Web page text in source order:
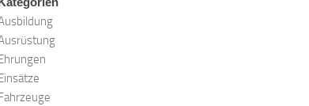
Ehrungen
Einsätze
Fahrzeuge